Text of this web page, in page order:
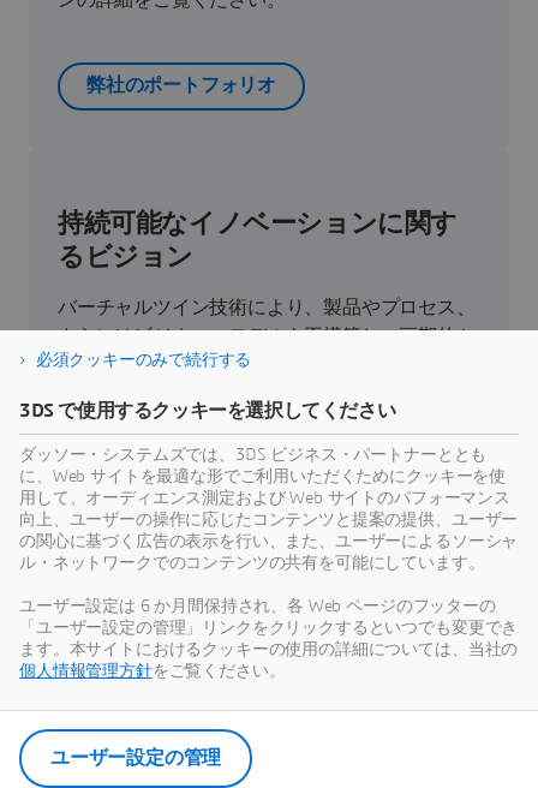
弊社のポートフォリオ
持続可能なイノベーションに関す
るビジョン
バーチャルツイン技術により、製品やプロセス、
さらにはビジネス・モデルを再構築し、画期的か
つ持続可能なイノベーションを実現できます。
持続可能性
ダッソー・システムズのすべてのプレスリリース
やメディア関連情報をご覧いただけます。
ニュース・ルームを見る
必須クッキーのみで続行する
3DS で使用するクッキーを選択してください
ダッソー・システムズでは、3DS ビジネス・パートナーととも
に、Web サイトを最適な形でご利用いただくためにクッキーを使
用して、オーディエンス測定および Web サイトのパフォーマンス
向上、ユーザーの操作に応じたコンテンツと提案の提供、ユーザー
の関心に基づく広告の表示を行い、また、ユーザーによるソーシャ
ル・ネットワークでのコンテンツの共有を可能にしています。
ユーザー設定は 6 か月間保持され、各 Web ページのフッターの
「ユーザー設定の管理」リンクをクリックするといつでも変更でき
ます。本サイトにおけるクッキーの使用の詳細については、当社の
個人情報管理方針をご覧ください。
ユーザー設定の管理